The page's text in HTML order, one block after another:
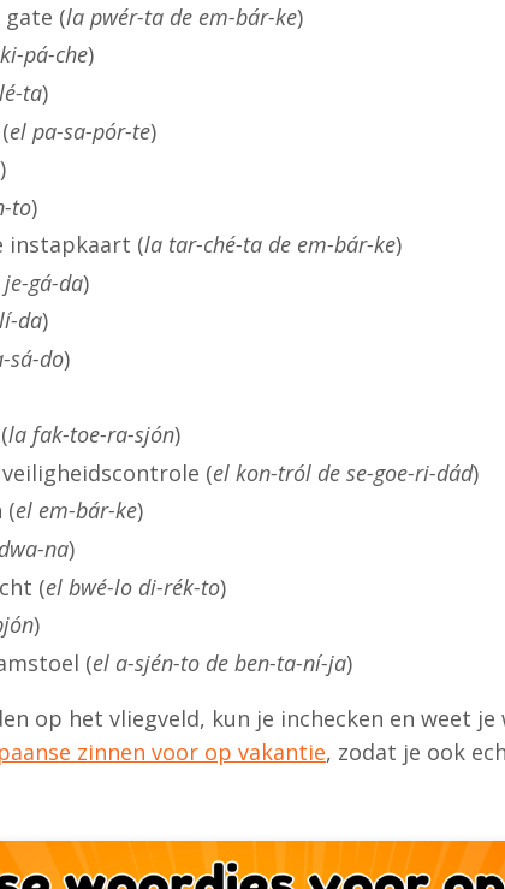
gate (la pwér-ta de em-bár-ke)
pá-che)
ta)
el pa-sa-pór-te)
)
to)
instapkaart (la tar-ché-ta de em-bár-ke)
gá-da)
da)
sá-do)
la fak-toe-ra-sjón)
veiligheidscontrole (el kon-tról de se-goe-ri-dád)
(el em-bár-ke)
na)
(el bwé-lo di-rék-to)
)
(el a-sjén-to de ben-ta-ní-ja)
op het vliegveld, kun je inchecken en weet je
zinnen voor op vakantie, zodat je ook